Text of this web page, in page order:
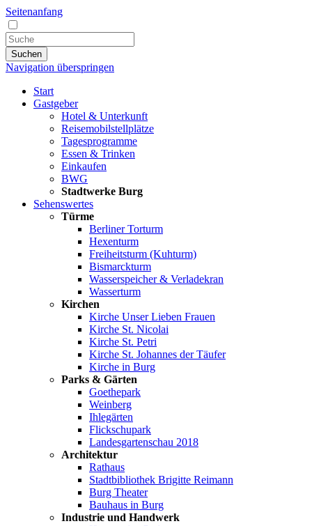
Seitenanfang
Suchen
Navigation überspringen
Start
Gastgeber
Hotel & Unterkunft
Reisemobilstellplätze
Tagesprogramme
Essen & Trinken
Einkaufen
BWG
Stadtwerke Burg
Sehenswertes
Türme
Berliner Torturm
Hexenturm
Freiheitsturm (Kuhturm)
Bismarckturm
Wasserspeicher & Verladekran
Wasserturm
Kirchen
Kirche Unser Lieben Frauen
Kirche St. Nicolai
Kirche St. Petri
Kirche St. Johannes der Täufer
Kirche in Burg
Parks & Gärten
Goethepark
Weinberg
Ihlegärten
Flickschupark
Landesgartenschau 2018
Architektur
Rathaus
Stadtbibliothek Brigitte Reimann
Burg Theater
Bauhaus in Burg
Industrie und Handwerk